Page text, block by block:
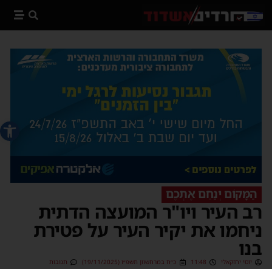
פתח
הַמָּקוֹם יְנַחֵם אֶתְכֶם
רב העיר ויו"ר המועצה הדתית
ניחמו את יקיר העיר על פטירת
בנו
יוסי יחזקאלי 11:48 כ״ח במרחשוון תשפ״ו (19/11/2025) תגובות